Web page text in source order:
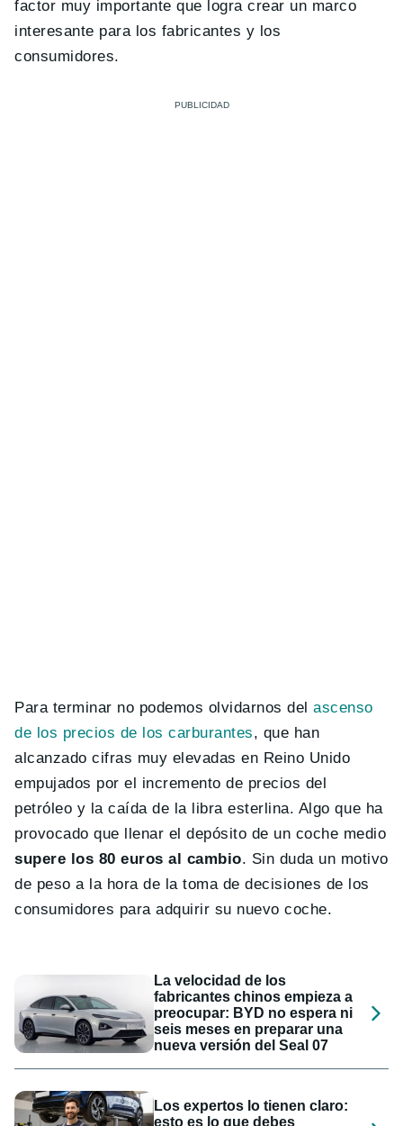
factor muy importante que logra crear un marco
interesante para los fabricantes y los
consumidores.
Para terminar no podemos olvidarnos delascenso
de los precios de los carburantes, que han
alcanzado cifras muy elevadas en Reino Unido
empujados por el incremento de precios del
petróleo y la caída de la libra esterlina. Algo que ha
provocado que llenar el depósito de un coche medio
supere los 80 euros al cambio. Sin duda un motivo
de peso a la hora de la toma de decisiones de los
consumidores para adquirir su nuevo coche.
La velocidad de los
fabricantes chinos empieza a
preocupar: BYD no espera ni
seis meses en preparar una
nueva versión del Seal 07
Los expertos lo tienen claro:
esto es lo que debes